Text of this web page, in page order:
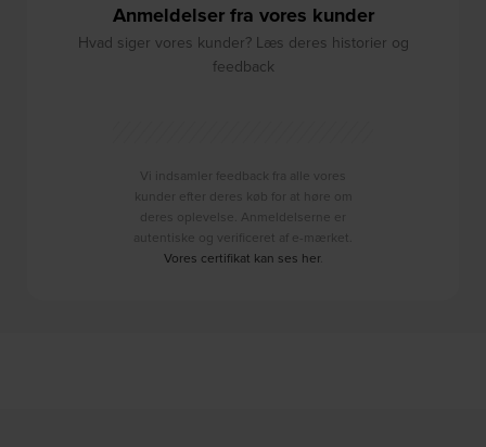
Anmeldelser fra vores kunder
Hvad siger vores kunder? Læs deres historier og
feedback
Vi indsamler feedback fra alle vores
kunder efter deres køb for at høre om
deres oplevelse. Anmeldelserne er
autentiske og verificeret af e-mærket.
Vores certifikat kan ses her.